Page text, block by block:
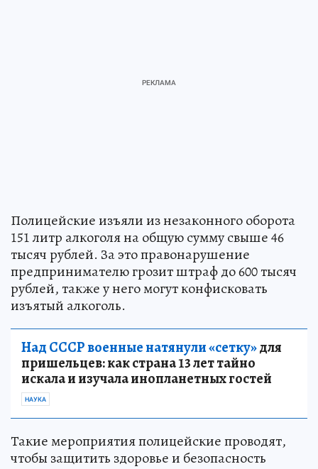
Полицейские изъяли из незаконного оборота
151 литр алкоголя на общую сумму свыше 46
тысяч рублей. За это правонарушение
предпринимателю грозит штраф до 600 тысяч
рублей, также у него могут конфисковать
изъятый алкоголь.
Над СССР военные натянули «сетку»для
пришельцев: как страна 13 лет тайно
искала и изучала инопланетных гостей
НАУКА
Такие мероприятия полицейские проводят,
чтобы защитить здоровье и безопасность